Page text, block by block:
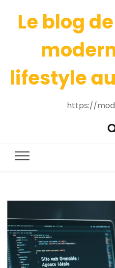
Le blog
lifestyle
https://